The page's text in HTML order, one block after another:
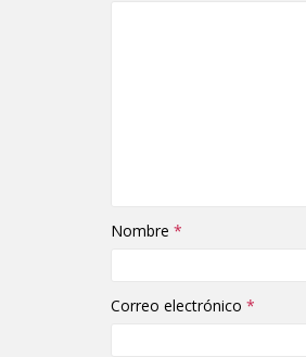
Nombre *
Correo electrónico *